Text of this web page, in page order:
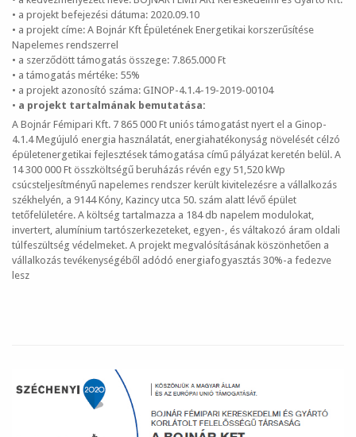
• a projekt befejezési dátuma: 2020.09.10
• a projekt címe: A Bojnár Kft Épületének Energetikai korszerűsítése
Napelemes rendszerrel
• a szerződött támogatás összege: 7.865.000 Ft
• a támogatás mértéke: 55%
• a projekt azonosító száma: GINOP-4.1.4-19-2019-00104
• a projekt tartalmának bemutatása:
A Bojnár Fémipari Kft. 7 865 000 Ft uniós támogatást nyert el a Ginop-
4.1.4 Megújuló energia használatát, energiahatékonyság növelését célzó
épületenergetikai fejlesztések támogatása című pályázat keretén belül. A
14 300 000 Ft összköltségű beruházás révén egy 51,520 kWp
csúcsteljesítményű napelemes rendszer került kivitelezésre a vállalkozás
székhelyén, a 9144 Kóny, Kazincy utca 50. szám alatt lévő épület
tetőfelületére. A költség tartalmazza a 184 db napelem modulokat,
invertert, alumínium tartószerkezeteket, egyen-, és váltakozó áram oldali
túlfeszültség védelmeket. A projekt megvalósításának köszönhetően a
vállalkozás tevékenységéből adódó energiafogyasztás 30%-a fedezve
lesz